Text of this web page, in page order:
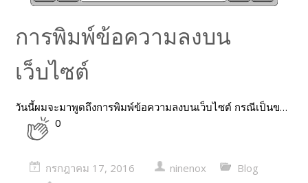
การพิมพ์ข้อความลงบน
เว็บไซต์
วันนี้ผมจะมาพูดถึงการพิมพ์ข้อความลงบนเว็บไซต์ กรณีเป็นข…
0
กรกฎาคม 17, 2016 ninenox
Blog